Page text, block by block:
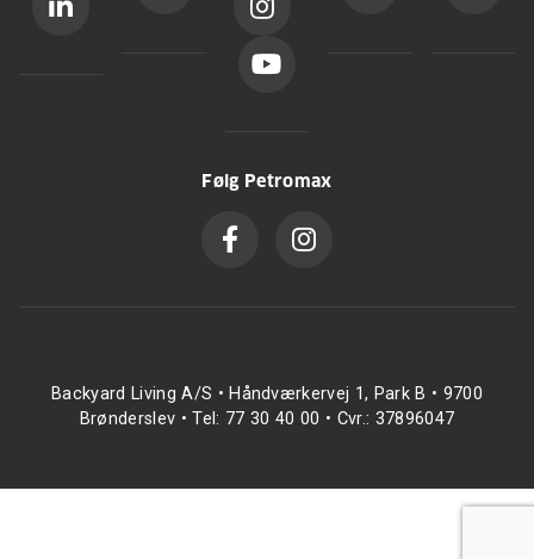
Følg Petromax
Backyard Living A/S • Håndværkervej 1, Park B • 9700
Brønderslev • Tel: 77 30 40 00 • Cvr.: 37896047